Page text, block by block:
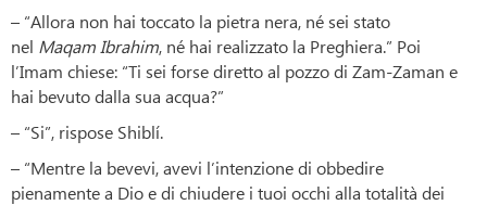
– “Allora non hai toccato la pietra nera, né sei stato
nel Maqam Ibrahim, né hai realizzato la Preghiera.” Poi
l’Imam chiese: “Ti sei forse diretto al pozzo di Zam-Zaman e
hai bevuto dalla sua acqua?”
– “Si”, rispose Shiblí.
– “Mentre la bevevi, avevi l’intenzione di obbedire
pienamente a Dio e di chiudere i tuoi occhi alla totalità dei